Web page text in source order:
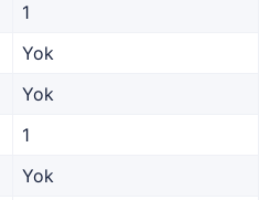
1
Yok
Yok
1
Yok